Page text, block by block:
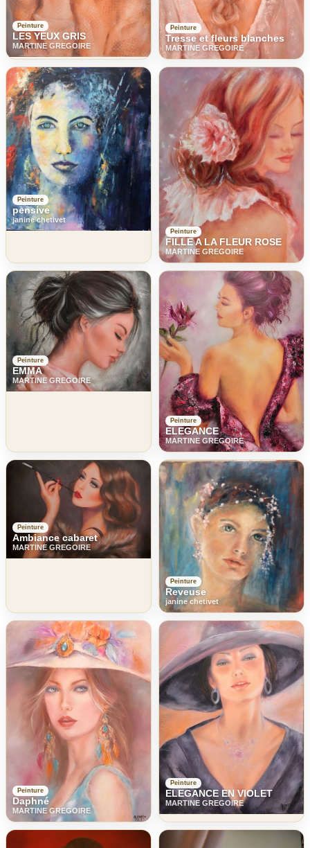
Peinture
LES YEUX GRIS
MARTINE GREGOIRE
Peinture
Tresse et fleurs blanches
MARTINE GREGOIRE
Peinture
pensive
janine chetivet
Peinture
FILLE A LA FLEUR ROSE
MARTINE GREGOIRE
Peinture
EMMA
MARTINE GREGOIRE
Peinture
ELEGANCE
MARTINE GREGOIRE
Peinture
Ambiance cabaret
MARTINE GREGOIRE
Peinture
Reveuse
janine chetivet
Peinture
Daphné
MARTINE GREGOIRE
Peinture
ELEGANCE EN VIOLET
MARTINE GREGOIRE